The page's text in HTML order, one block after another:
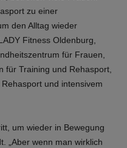
zu einer
den Alltag wieder
Fitness Oldenburg,
für Frauen,
für Training und Rehasport,
und intensivem
um wieder in Bewegung
„Aber wenn man wirklich